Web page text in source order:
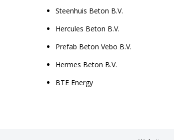
Steenhuis Beton B.V.
Hercules Beton B.V.
Prefab Beton Vebo B.V.
Hermes Beton B.V.
BTE Energy